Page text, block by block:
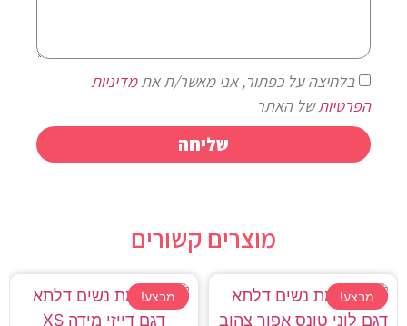
בלחיצה על כפתור, אני מאשר/ת אתמדיניות
הפרטיותשל האתר
שליחה
מוצרים קשורים
מבצע! מבצע!